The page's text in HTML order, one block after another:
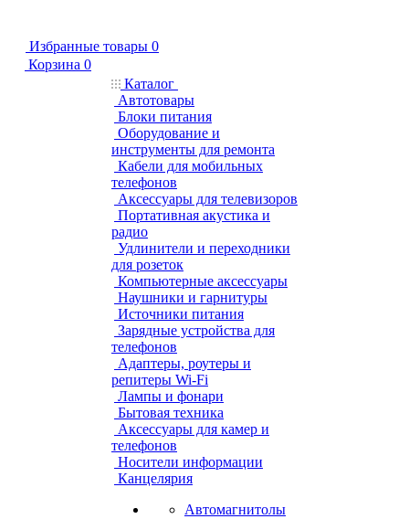
Избранные товары 0
Корзина 0
Каталог
Автотовары
Блоки питания
Оборудование и
инструменты для ремонта
Кабели для мобильных
телефонов
Аксессуары для телевизоров
Портативная акустика и
радио
Удлинители и переходники
для розеток
Компьютерные аксессуары
Наушники и гарнитуры
Источники питания
Зарядные устройства для
телефонов
Адаптеры, роутеры и
репитеры Wi-Fi
Лампы и фонари
Бытовая техника
Аксессуары для камер и
телефонов
Носители информации
Канцелярия
Автомагнитолы